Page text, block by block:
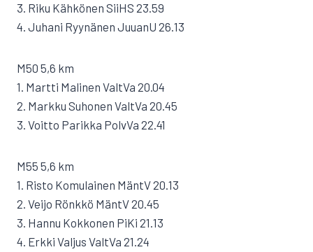
3. Riku Kähkönen SiiHS 23.59
4. Juhani Ryynänen JuuanU 26.13
M50 5,6 km
1. Martti Malinen ValtVa 20.04
2. Markku Suhonen ValtVa 20.45
3. Voitto Parikka PolvVa 22.41
M55 5,6 km
1. Risto Komulainen MäntV 20.13
2. Veijo Rönkkö MäntV 20.45
3. Hannu Kokkonen PiKi 21.13
4. Erkki Valjus ValtVa 21.24